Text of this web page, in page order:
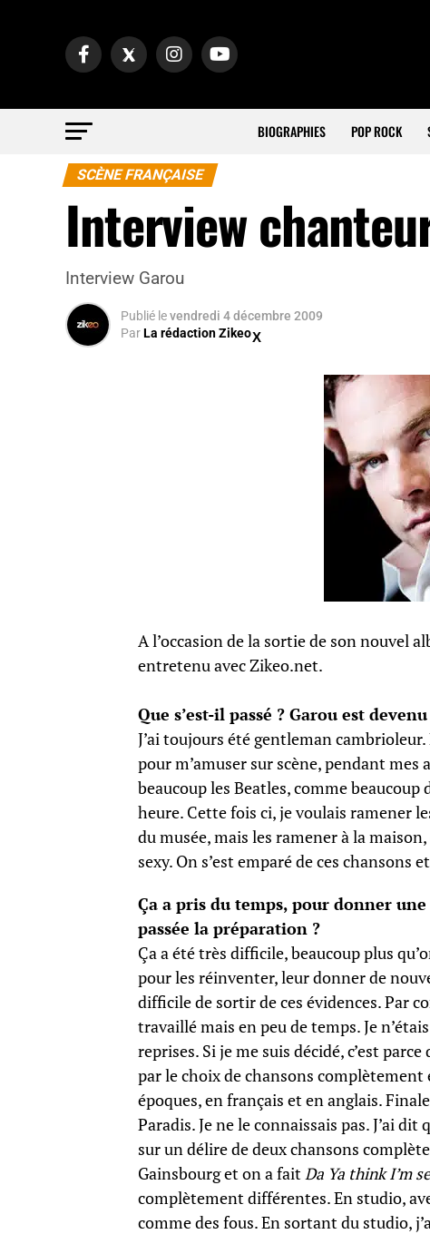
BIOGRAPHIES POP ROCK
SCÈNE FRANÇAISE
Interview
Interview Garou
Publié levendredi 4 décembre 2009
ParLa rédaction Zikeo
A l’occasion de la sortie de son nouvel
entretenu avec Zikeo.net.
Que s’est-il passé ? Garou est
J’ai toujours été gentleman
pour m’amuser sur scène, pendant mes
beaucoup les Beatles, comme
heure. Cette fois ci, je voulais ramener
du musée, mais les ramener à la
sexy. On s’est emparé de ces chansons
Ça a pris du temps, pour donner
passée la préparation ?
Ça a été très difficile, beaucoup plus
pour les réinventer, leur donner de
difficile de sortir de ces évidences. Par
travaillé mais en peu de temps. Je
reprises. Si je me suis décidé, c’est
par le choix de chansons complètement
époques, en français et en anglais.
Paradis. Je ne le connaissais pas. J’ai
sur un délire de deux chansons
Gainsbourg et on a faitDa Ya think I’m
complètement différentes. En studio,
comme des fous. En sortant du studio,